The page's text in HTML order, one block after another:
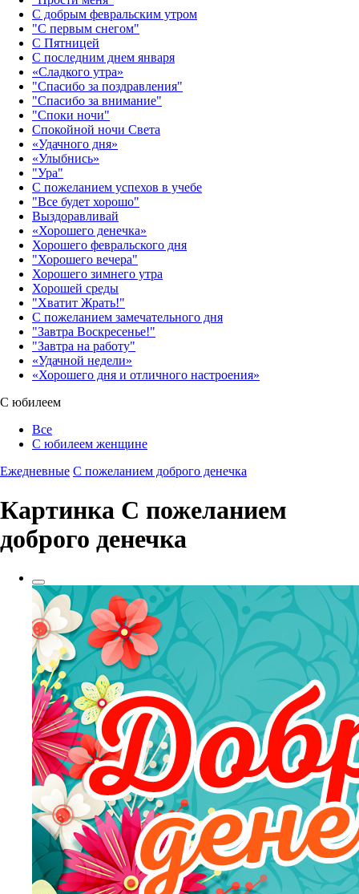
С добрым февральским утром
"С первым снегом"
С Пятницей
С последним днем января
«Сладкого утра»‎
"Спасибо за поздравления"
"Спасибо за внимание"
"Споки ночи"
Спокойной ночи Света
«Удачного дня»‎
«Улыбнись»‎
"Ура"
С пожеланием успехов в учебе
"Все будет хорошо"
Выздоравливай
«‎Хорошего денечка»‎
Хорошего февральского дня
"Хорошего вечера"
Хорошего зимнего утра
Хорошей среды
"Хватит Жрать!"
С пожеланием замечательного дня
"Завтра Воскресенье!"
"Завтра на работу"
«Удачной недели»‎
«Хорошего дня и отличного настроения»‎
С юбилеем
Все
С юбилеем женщине
Ежедневные С пожеланием доброго денечка
Картинка С пожеланием
доброго денечка